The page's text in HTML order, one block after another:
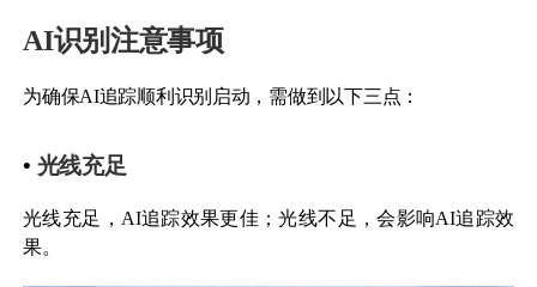
AI识别注意事项
为确保AI追踪顺利识别启动，需做到以下三点：
• 光线充足
光线充足，AI追踪效果更佳；光线不足，会影响AI追踪效
果。